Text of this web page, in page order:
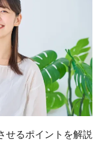
せるポイントを解説